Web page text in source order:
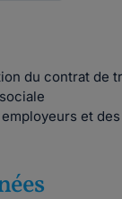
du contrat de
et